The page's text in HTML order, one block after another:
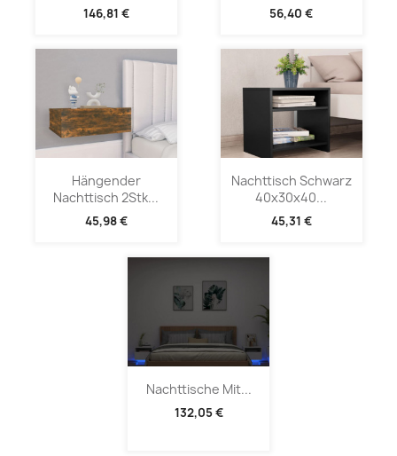
146,81 € 56,40 €
Hängender
Nachttisch 2Stk...
45,98 €
Nachttisch Schwarz
40x30x40...
45,31 €
Nachttische Mit...
132,05 €